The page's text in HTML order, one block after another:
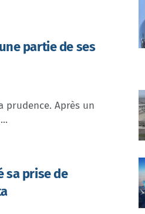
partie de ses
prudence. Après un
sa prise de